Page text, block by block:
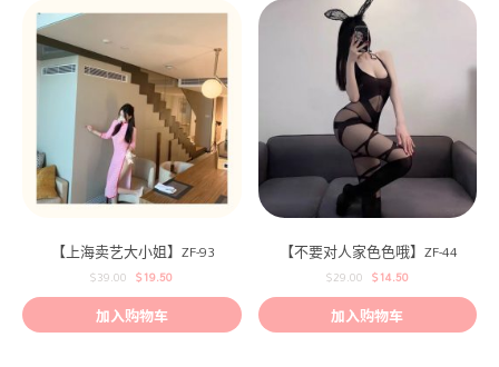
【上海卖艺大小姐】ZF-93
$39.00 $19.50
加入购物车
【不要对人家色色哦】ZF-44
$29.00 $14.50
加入购物车